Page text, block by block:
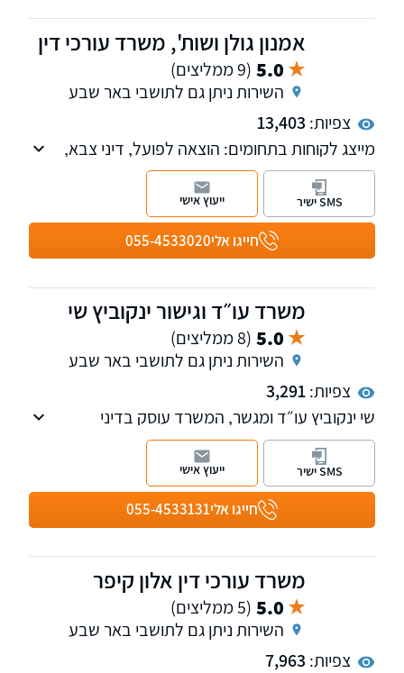
אמנון גולן ושות', משרד עורכי דין
5.0 (9 ממליצים)
השירות ניתן גם לתושבי באר שבע
צפיות: 13,403
מייצג לקוחות בתחומים: הוצאה לפועל, דיני צבא,
תביעות נגד משרד הביטחון לרבות נפגעי חרדה
(P.T.S.Dׂ) ונזקי גוף. כמו כן, למשרד מחלקה
העוסקת בפלילי ותעבורה. שלוחות בתל אביב,
אשקלון וירושלים. חייגו אלי055-4533020
SMS ישיר ייעוץ אישי
משרד עו״ד וגישור ינקוביץ שי
5.0 (8 ממליצים)
השירות ניתן גם לתושבי באר שבע
צפיות:3,291
שי ינקוביץ עו״ד ומגשר, המשרד עוסק בדיני
משפחה, זכויות יוצרים ולשון הרע.
חייגו אלי055-4533131
SMS ישיר ייעוץ אישי
משרד עורכי דין אלון קיפר
5.0 (5 ממליצים)
השירות ניתן גם לתושבי באר שבע
צפיות: 7,963